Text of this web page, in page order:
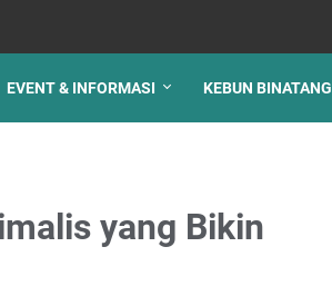
EVENT & INFORMASI KEBUN BINATANG
yang Bikin